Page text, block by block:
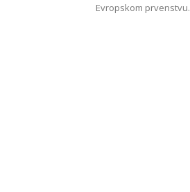
Evropskom prvenstvu.